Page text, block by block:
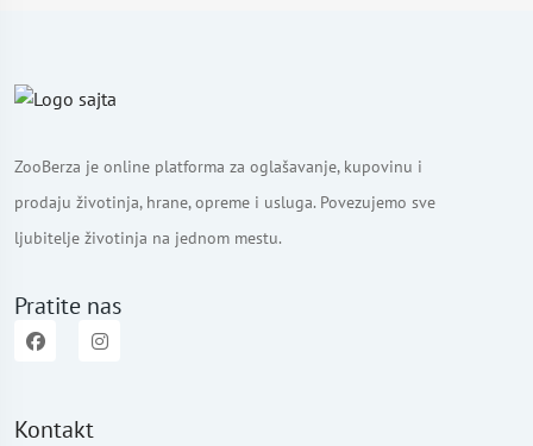
ZooBerza je online platforma za oglašavanje, kupovinu i
prodaju životinja, hrane, opreme i usluga. Povezujemo sve
ljubitelje životinja na jednom mestu.
Pratite nas
Kontakt